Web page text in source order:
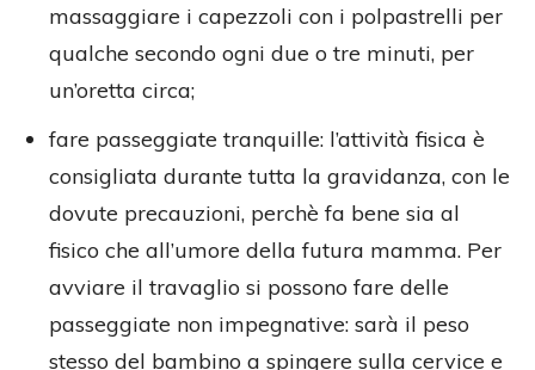
massaggiare i capezzoli con i polpastrelli per
qualche secondo ogni due o tre minuti, per
un’oretta circa;
fare passeggiate tranquille: l’attività fisica è
consigliata durante tutta la gravidanza, con le
dovute precauzioni, perchè fa bene sia al
fisico che all’umore della futura mamma. Per
avviare il travaglio si possono fare delle
passeggiate non impegnative: sarà il peso
stesso del bambino a spingere sulla cervice e